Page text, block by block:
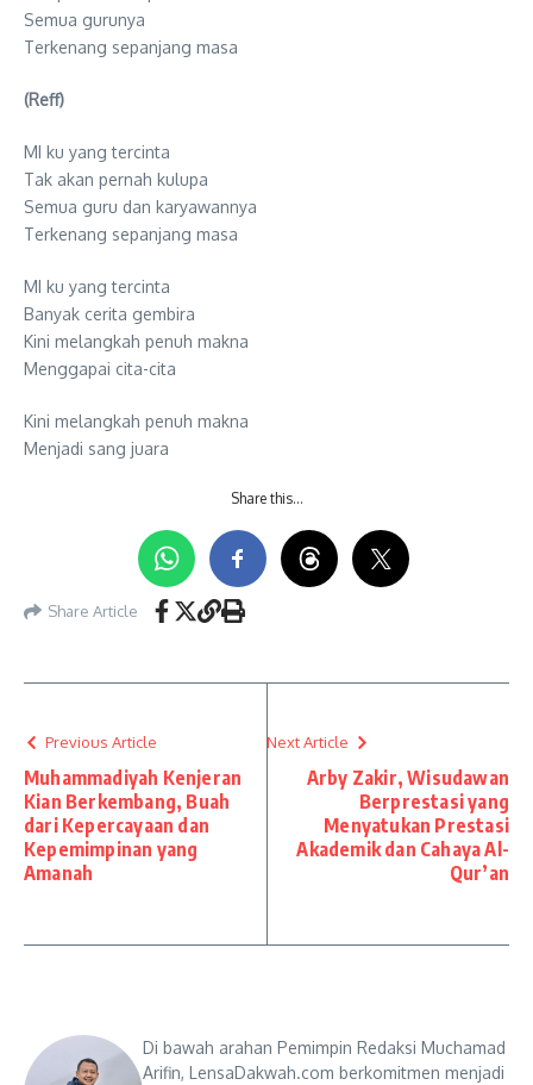
Semua gurunya
Terkenang sepanjang masa
(Reff)
MI ku yang tercinta
Tak akan pernah kulupa
Semua guru dan karyawannya
Terkenang sepanjang masa
MI ku yang tercinta
Banyak cerita gembira
Kini melangkah penuh makna
Menggapai cita-cita
Kini melangkah penuh makna
Menjadi sang juara
Share this…
Share Article
Previous Article
Muhammadiyah Kenjeran
Kian Berkembang, Buah
dari Kepercayaan dan
Kepemimpinan yang
Amanah
Next Article
Arby Zakir, Wisudawan
Berprestasi yang
Menyatukan Prestasi
Akademik dan Cahaya Al-
Qur’an
Di bawah arahan Pemimpin Redaksi Muchamad
Arifin, LensaDakwah.com berkomitmen menjadi